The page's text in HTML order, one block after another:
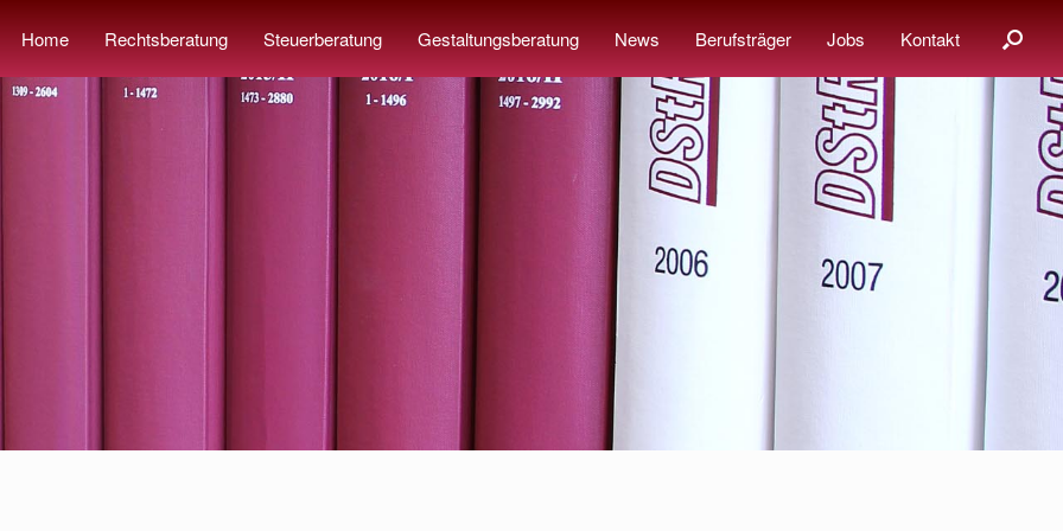
Home Rechtsberatung Steuerberatung Gestaltungsberatung News Berufsträger Jobs Kontakt